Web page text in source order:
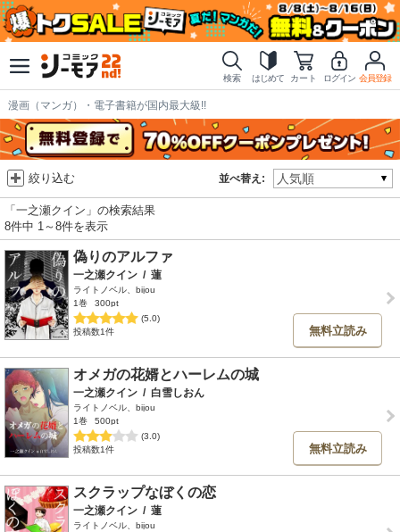
検索 はじめて カート ログイン 会員登録
漫画（マンガ）・電子書籍が国内最大級!!
並べ替え:
絞り込む
「一之瀬クイン」の検索結果
8件中 1～8件を表示
偽りのアルファ
一之瀬クイン / 蓮
ライトノベル、bijou
1巻
300pt
(5.0)
投稿数1件
無料立読み
オメガの花婿とハーレムの城
一之瀬クイン / 白雪しおん
ライトノベル、bijou
1巻
500pt
(3.0)
投稿数1件
無料立読み
スクラップなぼくの恋
一之瀬クイン / 蓮
ライトノベル、bijou